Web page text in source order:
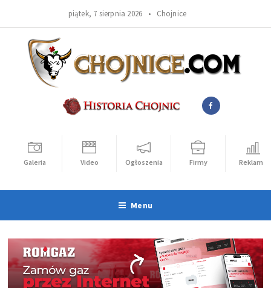
piątek, 7 sierpnia 2026 • Chojnice
Galeria Video Ogłoszenia Firmy Reklama
Menu